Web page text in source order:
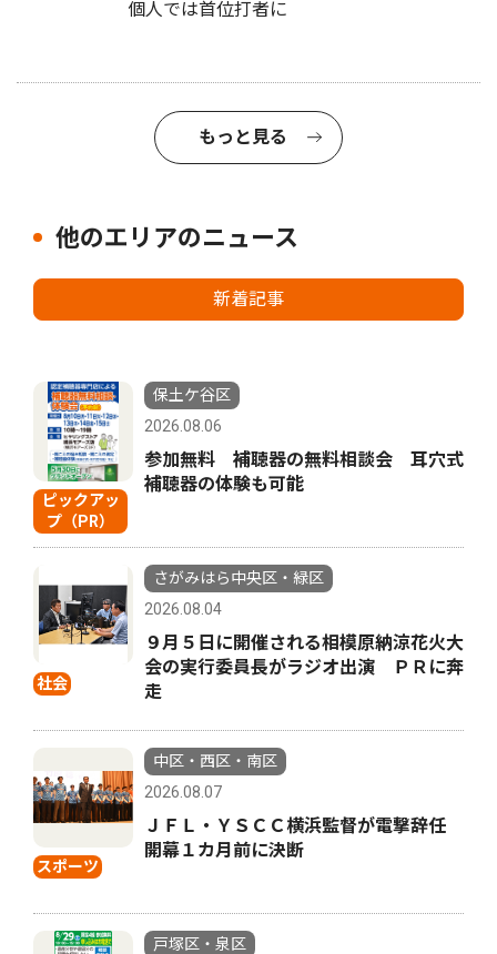
個人では首位打者に
もっと見る
他のエリアのニュース
新着記事
ピックアッ
プ（PR）
保土ケ谷区
2026.08.06
参加無料 補聴器の無料相談会 耳穴式
補聴器の体験も可能
社会
さがみはら中央区・緑区
2026.08.04
９月５日に開催される相模原納涼花火大
会の実行委員長がラジオ出演 ＰＲに奔
走
スポーツ
中区・西区・南区
2026.08.07
ＪＦＬ・ＹＳＣＣ横浜監督が電撃辞任
開幕１カ月前に決断
戸塚区・泉区